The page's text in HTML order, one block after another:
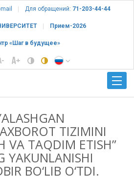
mail Для обращений: 71-203-44-44
Прием-2026
«Шаг в будущее»
TIZIMINI
VA TAQDIM ETISH”
YAKUNLANISHI
BO‘LIB O‘TDI.